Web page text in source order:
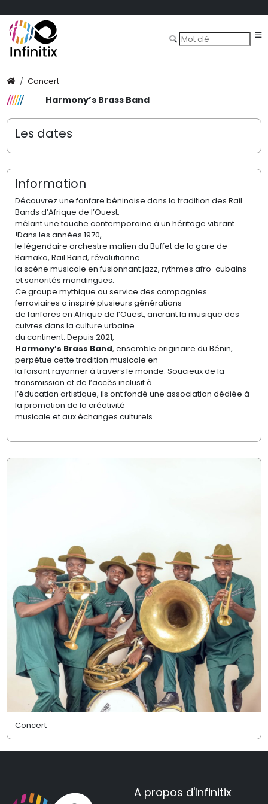
Concert
Harmony’s Brass Band
Les dates
Information
Découvrez une fanfare béninoise dans la tradition des Rail
Bands d’Afrique de l’Ouest,
mêlant une touche contemporaine à un héritage vibrant
!Dans les années 1970,
le légendaire orchestre malien du Buffet de la gare de
Bamako, Rail Band, révolutionne
la scène musicale en fusionnant jazz, rythmes afro-cubains
et sonorités mandingues.
Ce groupe mythique au service des compagnies
ferroviaires a inspiré plusieurs générations
de fanfares en Afrique de l’Ouest, ancrant la musique des
cuivres dans la culture urbaine
du continent. Depuis 2021,
Harmony’s Brass Band, ensemble originaire du Bénin,
perpétue cette tradition musicale en
la faisant rayonner à travers le monde. Soucieux de la
transmission et de l’accès inclusif à
l’éducation artistique, ils ont fondé une association dédiée à
la promotion de la créativité
musicale et aux échanges culturels.
Concert
A propos d'Infinitix